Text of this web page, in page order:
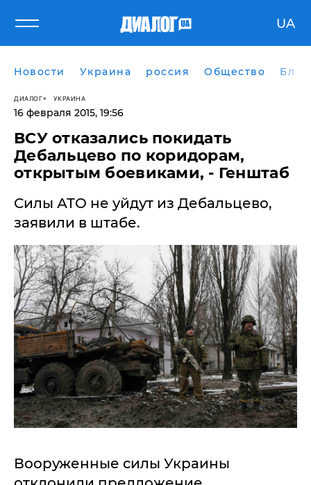
UA
Новости Украина россия Общество
ДИАЛОГ УКРАИНА
16 февраля 2015, 19:56
ВСУ отказались покидать
Дебальцево по коридорам,
открытым боевиками, - Генштаб
Силы АТО не уйдут из Дебальцево,
заявили в штабе.
Вооруженные силы Украины